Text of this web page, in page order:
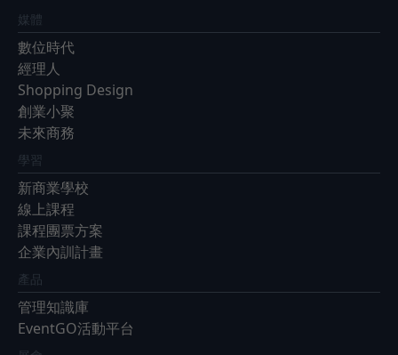
媒體
數位時代
經理人
Shopping Design
創業小聚
未來商務
學習
新商業學校
線上課程
課程團票方案
企業內訓計畫
產品
管理知識庫
EventGO活動平台